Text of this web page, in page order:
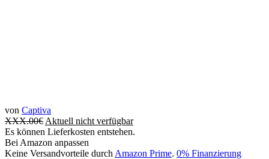
von Captiva
XXX.00€ Aktuell nicht verfügbar
Es können Lieferkosten entstehen.
Bei Amazon anpassen
Keine Versandvorteile durch Amazon Prime. 0% Finanzierung